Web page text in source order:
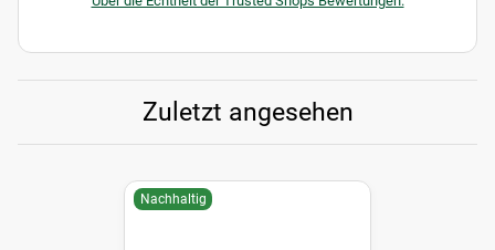
Zuletzt angesehen
Nachhaltig